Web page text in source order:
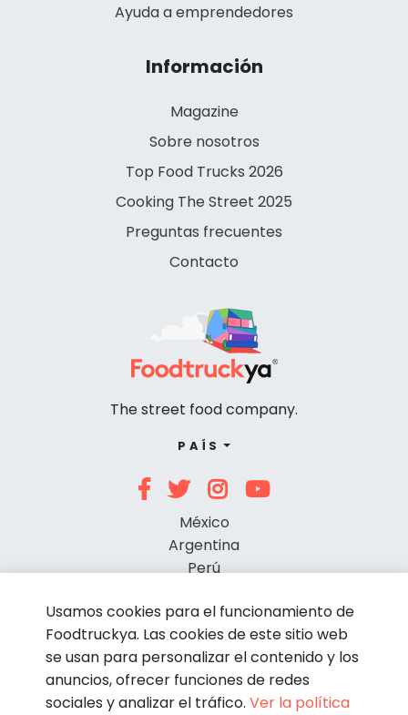
Ayuda a emprendedores
Información
Magazine
Sobre nosotros
Top Food Trucks 2026
Cooking The Street 2025
Preguntas frecuentes
Contacto
The street food company.
PAÍS
México
Argentina
Perú
Usamos cookies para el funcionamiento de
Foodtruckya. Las cookies de este sitio web
se usan para personalizar el contenido y los
anuncios, ofrecer funciones de redes
sociales y analizar el tráfico. Ver la política